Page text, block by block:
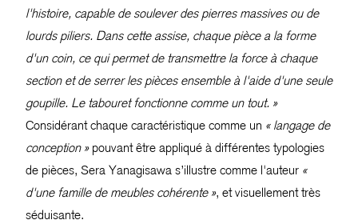
l'histoire, capable de soulever des pierres massives ou de
lourds piliers. Dans cette assise, chaque pièce a la forme
d'un coin, ce qui permet de transmettre la force à chaque
section et de serrer les pièces ensemble à l'aide d'une seule
goupille. Le tabouret fonctionne comme un tout. »
Considérant chaque caractéristique comme un « langage de
conception »pouvant être appliqué à différentes typologies
de pièces, Sera Yanagisawa s’illustre comme l'auteur «
d'une famille de meubles cohérente », et visuellement très
séduisante.